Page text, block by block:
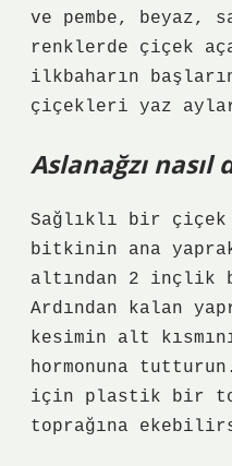
ve pembe, beyaz,
renklerde çiçek
ilkbaharın
çiçekleri yaz
Aslanağzı nasıl
Sağlıklı bir
bitkinin ana yaprak
altından 2 inçlik
Ardından kalan
kesimin alt
hormonuna
için plastik bir
toprağına